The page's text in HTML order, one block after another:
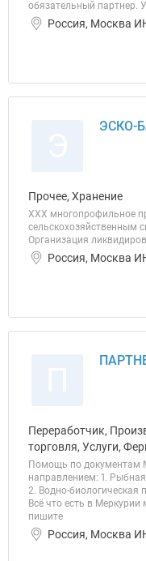
обязательный партнер.
Россия, Москва
ЭСКО-
Прочее, Хранение
ХХХ многопрофильное
Организация
Россия, Москва
Переработчик,
торговля, Услуги,
Помощь по документам
направлением: 1.
2. Водно-биологическая
Всё что есть в
пишите
Россия, Москва